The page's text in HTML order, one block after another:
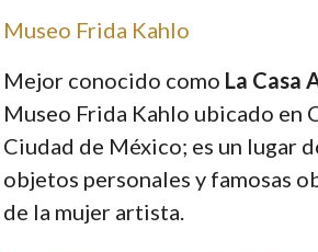
Museo Frida Kahlo
Mejor conocido como La Casa
Museo Frida Kahlo ubicado en
Ciudad de México; es un lugar
objetos personales y famosas
de la mujer artista.